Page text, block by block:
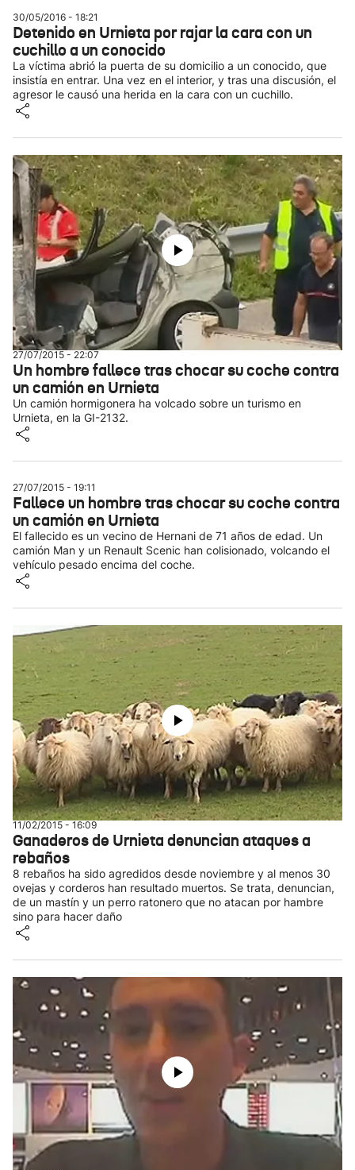
30/05/2016 - 18:21
Detenido en Urnieta por rajar la cara con un
cuchillo a un conocido
La víctima abrió la puerta de su domicilio a un conocido, que
insistía en entrar. Una vez en el interior, y tras una discusión, el
agresor le causó una herida en la cara con un cuchillo.
27/07/2015 - 22:07
Un hombre fallece tras chocar su coche contra
un camión en Urnieta
Un camión hormigonera ha volcado sobre un turismo en
Urnieta, en la GI-2132.
27/07/2015 - 19:11
Fallece un hombre tras chocar su coche contra
un camión en Urnieta
El fallecido es un vecino de Hernani de 71 años de edad. Un
camión Man y un Renault Scenic han colisionado, volcando el
vehículo pesado encima del coche.
11/02/2015 - 16:09
Ganaderos de Urnieta denuncian ataques a
rebaños
8 rebaños ha sido agredidos desde noviembre y al menos 30
ovejas y corderos han resultado muertos. Se trata, denuncian,
de un mastín y un perro ratonero que no atacan por hambre
sino para hacer daño